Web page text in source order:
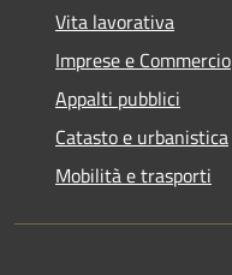
Vita lavorativa
Imprese e Commercio
Appalti pubblici
Catasto e urbanistica
Mobilità e trasporti